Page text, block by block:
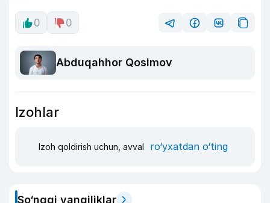
0 0
Abduqahhor Qosimov
Izohlar
Izoh qoldirish uchun, avval ro‘yxatdan o‘ting
So‘nggi yangiliklar